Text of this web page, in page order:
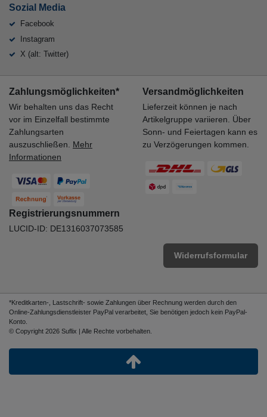
Sozial Media
Facebook
Instagram
X (alt: Twitter)
Zahlungsmöglichkeiten*
Wir behalten uns das Recht
vor im Einzelfall bestimmte
Zahlungsarten
auszuschließen. Mehr
Informationen
Versandmöglichkeiten
Lieferzeit können je nach
Artikelgruppe variieren. Über
Sonn- und Feiertagen kann es
zu Verzögerungen kommen.
Registrierungsnummern
LUCID-ID: DE1316037073585
Widerrufsformular
*Kreditkarten-, Lastschrift- sowie Zahlungen über Rechnung werden durch den
Online-Zahlungsdienstleister PayPal verarbeitet, Sie benötigen jedoch kein PayPal-
Konto.
© Copyright 2026 Suflix | Alle Rechte vorbehalten.